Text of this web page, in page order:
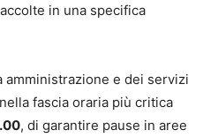
in una specifica
e dei servizi
fascia oraria più critica
, di garantire pause in aree